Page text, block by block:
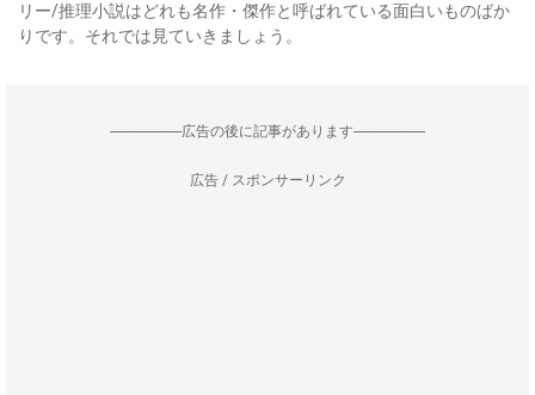
リー/推理小説はどれも名作・傑作と呼ばれている面白いものばか
りです。それでは見ていきましょう。
--------------------広告の後に記事があります--------------------
広告 / スポンサーリンク